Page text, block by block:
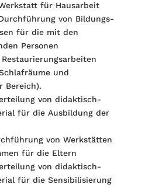
für Hausarbeit
von Bildungs-
für die mit den
Personen
und
Bereich).
von didaktisch-
für die Ausbildung der
von Werkstätten
für die Eltern
von didaktisch-
für die Sensibilisierung